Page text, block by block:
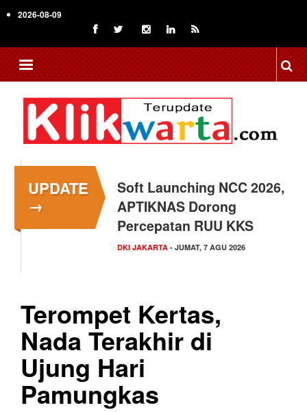
to
content
2026-08-09
UPDATE
→
Soft Launching NCC 2026,
APTIKNAS Dorong
Percepatan RUU KKS
DKI JAKARTA - JUMAT, 7 AGU 2026
Menkop Bawa Semangat
Koperasi ke Festival
Lembah Baliem Wamena
NASIONAL- JUMAT, 7 AGU 2026
Terompet Kertas,
Nada Terakhir di
Ujung Hari
Pamungkas